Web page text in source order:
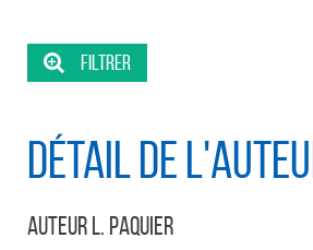
Détail de
Auteur L. Paquier